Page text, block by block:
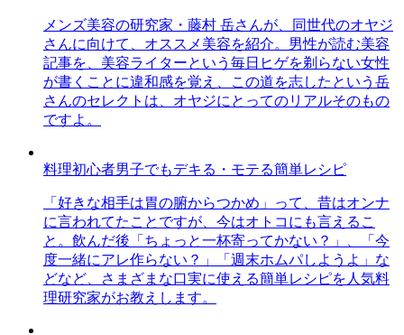
メンズ美容の研究家・藤村 岳さんが、同世代のオヤジ
さんに向けて、オススメ美容を紹介。男性が読む美容
記事を、美容ライターという毎日ヒゲを剃らない女性
が書くことに違和感を覚え、この道を志したという岳
さんのセレクトは、オヤジにとってのリアルそのもの
ですよ。
料理初心者男子でもデキる・モテる簡単レシピ
「好きな相手は胃の腑からつかめ」って、昔はオンナ
に言われてたことですが、今はオトコにも言えるこ
と。飲んだ後「ちょっと一杯寄ってかない？」、「今
度一緒にアレ作らない？」「週末ホムパしようよ」な
どなど、さまざまな口実に使える簡単レシピを人気料
理研究家がお教えします。